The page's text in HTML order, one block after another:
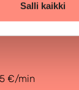
Salli kaikki
€/min